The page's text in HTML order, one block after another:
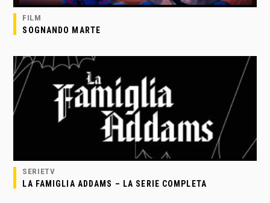
FILM
SOGNANDO MARTE
SERIETV
LA FAMIGLIA ADDAMS – LA SERIE COMPLETA